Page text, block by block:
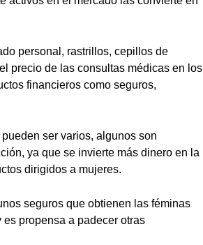
personal, rastrillos, cepillos de
precio de las consultas médicas en los
financieros como seguros,
ser varios, algunos son
ya que se invierte más dinero en la
dirigidos a mujeres.
seguros que obtienen las féminas
propensa a padecer otras